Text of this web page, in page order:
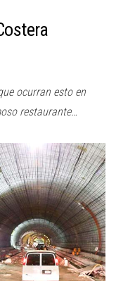
ocurran esto en
restaurante…